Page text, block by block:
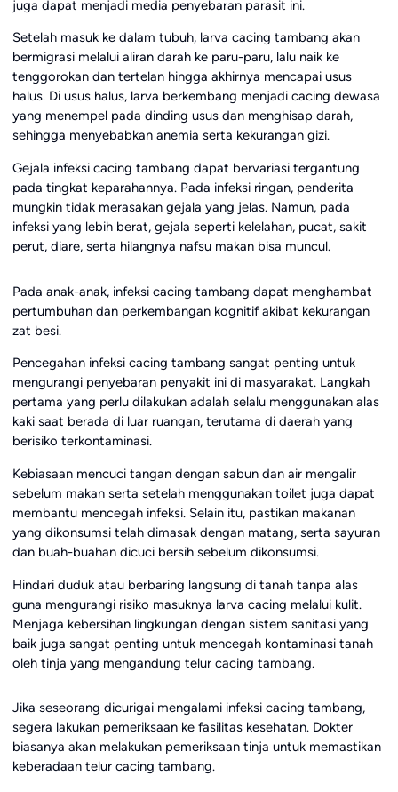
juga dapat menjadi media penyebaran parasit ini.
Setelah masuk ke dalam tubuh, larva cacing tambang akan
bermigrasi melalui aliran darah ke paru-paru, lalu naik ke
tenggorokan dan tertelan hingga akhirnya mencapai usus
halus. Di usus halus, larva berkembang menjadi cacing dewasa
yang menempel pada dinding usus dan menghisap darah,
sehingga menyebabkan anemia serta kekurangan gizi.
Gejala infeksi cacing tambang dapat bervariasi tergantung
pada tingkat keparahannya. Pada infeksi ringan, penderita
mungkin tidak merasakan gejala yang jelas. Namun, pada
infeksi yang lebih berat, gejala seperti kelelahan, pucat, sakit
perut, diare, serta hilangnya nafsu makan bisa muncul.
Pada anak-anak, infeksi cacing tambang dapat menghambat
pertumbuhan dan perkembangan kognitif akibat kekurangan
zat besi.
Pencegahan infeksi cacing tambang sangat penting untuk
mengurangi penyebaran penyakit ini di masyarakat. Langkah
pertama yang perlu dilakukan adalah selalu menggunakan alas
kaki saat berada di luar ruangan, terutama di daerah yang
berisiko terkontaminasi.
Kebiasaan mencuci tangan dengan sabun dan air mengalir
sebelum makan serta setelah menggunakan toilet juga dapat
membantu mencegah infeksi. Selain itu, pastikan makanan
yang dikonsumsi telah dimasak dengan matang, serta sayuran
dan buah-buahan dicuci bersih sebelum dikonsumsi.
Hindari duduk atau berbaring langsung di tanah tanpa alas
guna mengurangi risiko masuknya larva cacing melalui kulit.
Menjaga kebersihan lingkungan dengan sistem sanitasi yang
baik juga sangat penting untuk mencegah kontaminasi tanah
oleh tinja yang mengandung telur cacing tambang.
Jika seseorang dicurigai mengalami infeksi cacing tambang,
segera lakukan pemeriksaan ke fasilitas kesehatan. Dokter
biasanya akan melakukan pemeriksaan tinja untuk memastikan
keberadaan telur cacing tambang.